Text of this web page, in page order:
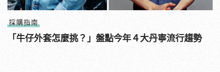
採購指南
「牛仔外套怎麼挑？」盤點今年４大丹寧流行趨勢